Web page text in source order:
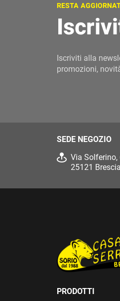
RESTA
Iscriviti alla
promozioni,
SEDE NEGOZIO
Via Solferino,
25121 Brescia
PRODOTTI